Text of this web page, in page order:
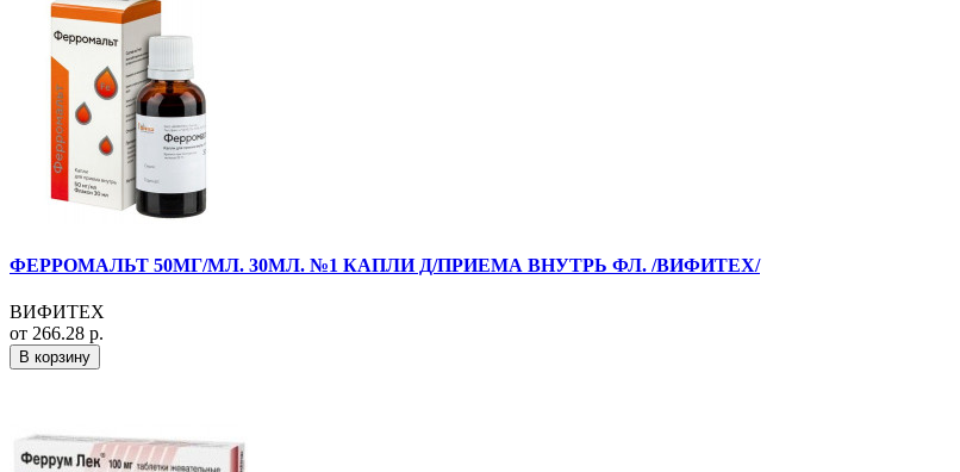
ФЕРРОМАЛЬТ 50МГ/МЛ. 30МЛ. №1 КАПЛИ Д/ПРИЕМА ВНУТРЬ ФЛ. /ВИФИТЕХ/
ВИФИТЕХ
от 266.28 р.
В корзину